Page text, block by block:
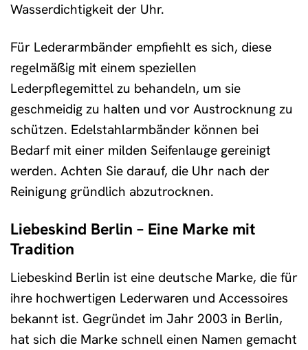
Wasserdichtigkeit der Uhr.
Für Lederarmbänder empfiehlt es sich, diese
regelmäßig mit einem speziellen
Lederpflegemittel zu behandeln, um sie
geschmeidig zu halten und vor Austrocknung zu
schützen. Edelstahlarmbänder können bei
Bedarf mit einer milden Seifenlauge gereinigt
werden. Achten Sie darauf, die Uhr nach der
Reinigung gründlich abzutrocknen.
Liebeskind Berlin – Eine Marke mit
Tradition
Liebeskind Berlin ist eine deutsche Marke, die für
ihre hochwertigen Lederwaren und Accessoires
bekannt ist. Gegründet im Jahr 2003 in Berlin,
hat sich die Marke schnell einen Namen gemacht